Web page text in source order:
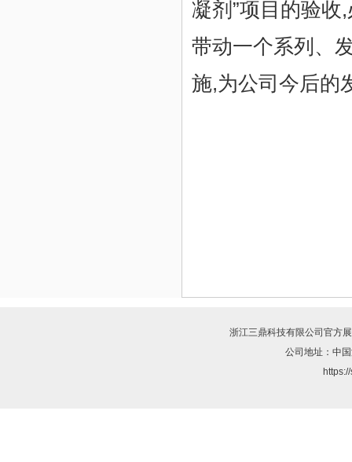
凝剂”项目的验收
带动一个系列、
施,为公司今后的
浙江三鼎科技有限公司 官方
公司地址：中